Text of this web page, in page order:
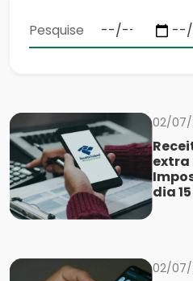
02/07/
extra
dia 15
02/07/